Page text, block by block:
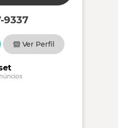
9337
Ver Perfil